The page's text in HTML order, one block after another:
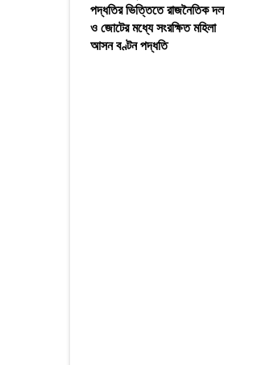
পদ্ধতির ভিত্তিতে রাজনৈতিক দল
ও জোটের মধ্যে সংরক্ষিত মহিলা
আসন বণ্টন পদ্ধতি